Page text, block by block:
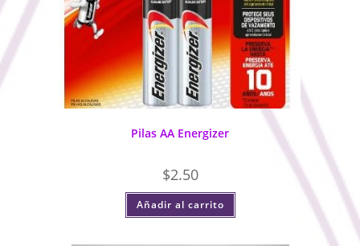
Pilas AA Energizer
$2.50
Añadir al carrito